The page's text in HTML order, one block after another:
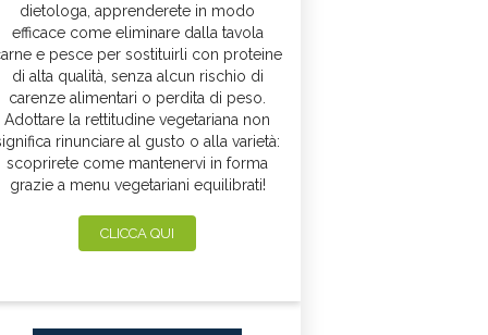
dietologa, apprenderete in modo
efficace come eliminare dalla tavola
e pesce per sostituirli con proteine
di alta qualità, senza alcun rischio di
carenze alimentari o perdita di peso.
Adottare la rettitudine vegetariana non
rinunciare al gusto o alla varietà:
scoprirete come mantenervi in forma
grazie a menu vegetariani equilibrati!
CLICCA QUI